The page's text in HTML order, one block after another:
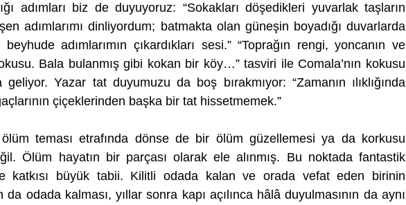
adımları biz de duyuyoruz: “Sokakları döşedikleri yuvarlak taşların
adımlarımı dinliyordum; batmakta olan güneşin boyadığı duvarlarda
beyhude adımlarımın çıkardıkları sesi.” “Toprağın rengi, yoncanın ve
Bala bulanmış gibi kokan bir köy…” tasviri ile Comala’nın kokusu
geliyor. Yazar tat duyumuzu da boş bırakmıyor: “Zamanın ılıklığında
çiçeklerinden başka bir tat hissetmemek.”
teması etrafında dönse de bir ölüm güzellemesi ya da korkusu
Ölüm hayatın bir parçası olarak ele alınmış. Bu noktada fantastik
katkısı büyük tabii. Kilitli odada kalan ve orada vefat eden birinin
da odada kalması, yıllar sonra kapı açılınca hâlâ duyulmasının da aynı